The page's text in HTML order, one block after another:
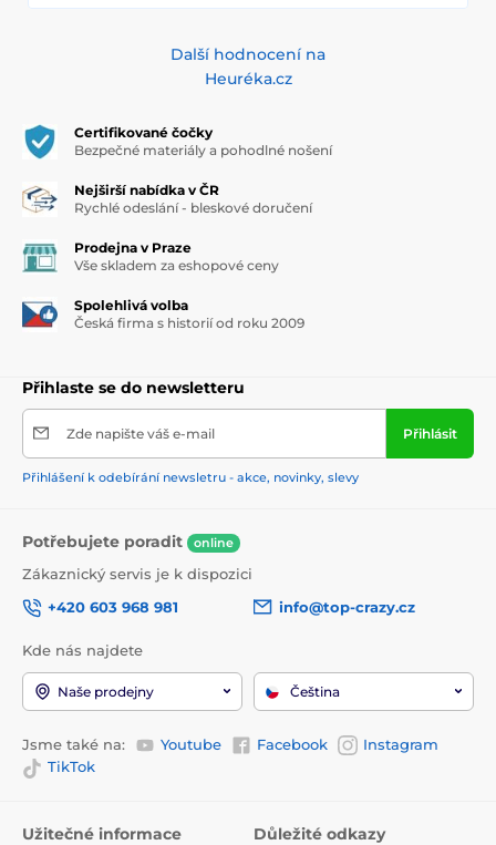
Další hodnocení na
Heuréka.cz
Certifikované čočky
Bezpečné materiály a pohodlné nošení
Nejširší nabídka v ČR
Rychlé odeslání - bleskové doručení
Prodejna v Praze
Vše skladem za eshopové ceny
Spolehlivá volba
Česká firma s historií od roku 2009
Přihlaste se do newsletteru
Zde napište váš e-mail Přihlásit
Přihlášení k odebírání newsletru - akce, novinky, slevy
Potřebujete poradit online
Zákaznický servis je k dispozici
+420 603 968 981
info@top-crazy.cz
Kde nás najdete
Naše prodejny Čeština
Jsme také na: Youtube Facebook
Instagram
TikTok
Užitečné informace Důležité odkazy